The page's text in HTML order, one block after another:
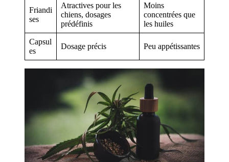
Friandi
ses
Atractives pour les
chiens, dosages
prédéfinis
Moins
concentrées que
les huiles
Capsul
es
Dosage précis Peu appétissantes